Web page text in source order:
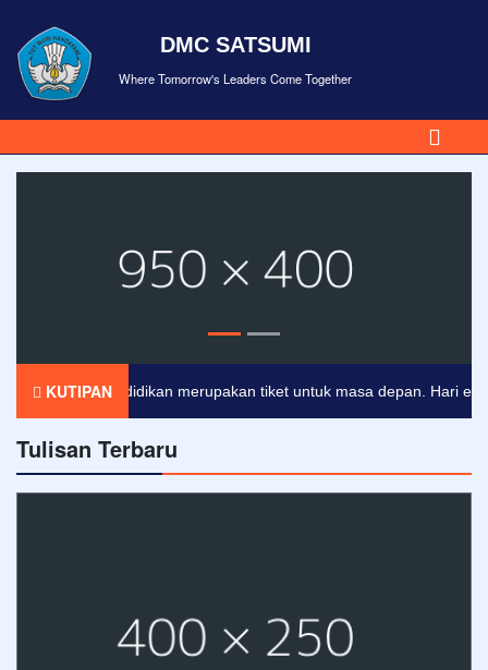
DMC SATSUMI
Where Tomorrow's Leaders Come Together
KUTIPAN
Pendidikan merupakan tiket untuk masa depan. Hari esok
Tulisan Terbaru